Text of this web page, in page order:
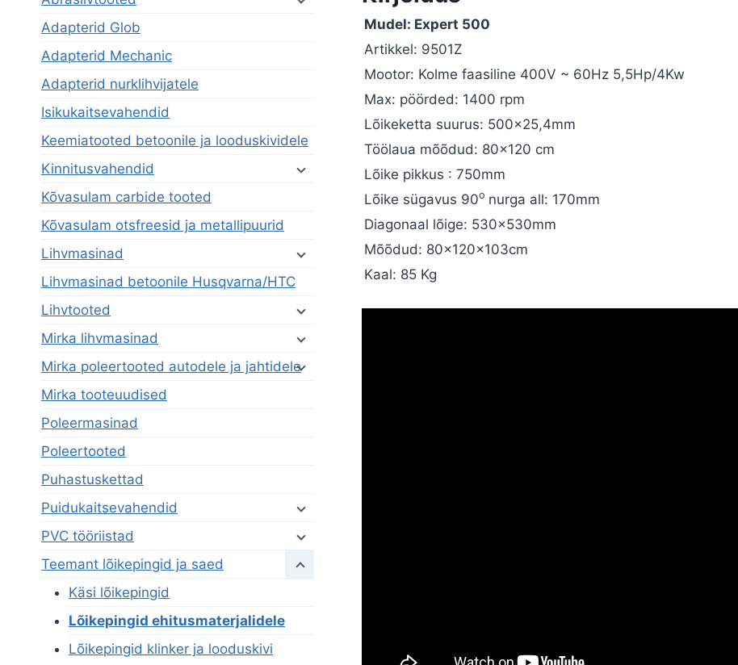
Mudel: Expert 500
Artikkel: 9501Z
Mootor: Kolme faasiline 400V ~ 60Hz 5,5Hp/4Kw
Max: pöörded: 1400 rpm
Lõikeketta suurus: 500×25,4mm
Töölaua mõõdud: 80×120 cm
Lõike pikkus : 750mm
Lõike sügavus 90o nurga all: 170mm
Diagonaal lõige: 530x530mm
Mõõdud: 80x120x103cm
Kaal: 85 Kg
Adapterid Glob
Adapterid Mechanic
Adapterid nurklihvijatele
Isikukaitsevahendid
Keemiatooted betoonile ja looduskividele
Kinnitusvahendid
Kõvasulam carbide tooted
Kõvasulam otsfreesid ja metallipuurid
Lihvmasinad
Lihvmasinad betoonile Husqvarna/HTC
Lihvtooted
Mirka lihvmasinad
Mirka poleertooted autodele ja jahtidele
Mirka tooteuudised
Poleermasinad
Poleertooted
Puhastuskettad
Puidukaitsevahendid
PVC tööriistad
Teemant lõikepingid ja saed
Käsi lõikepingid
Lõikepingid ehitusmaterjalidele
Lõikepingid klinker ja looduskivi